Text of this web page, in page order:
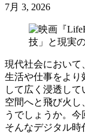
7月 3, 2026
現代社会において
生活や仕事をより
して広く浸透し
空間へと飛び火し
うでしょうか。
そんなデジタル時